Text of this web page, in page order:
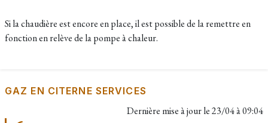
Si la chaudière est encore en place, il est possible de la remettre en
fonction en relève de la pompe à chaleur.
GAZ EN CITERNE SERVICES
Dernière mise à jour le23/04 à 09:04